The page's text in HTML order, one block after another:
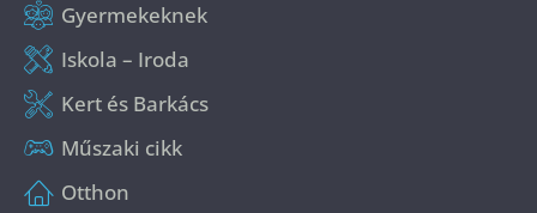
Gyermekeknek
Iskola – Iroda
Kert és Barkács
Műszaki cikk
Otthon